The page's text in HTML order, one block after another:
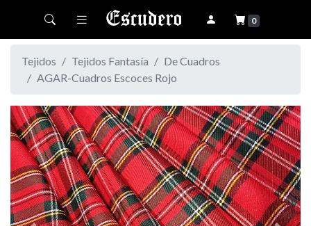
Toggle navigation 0
Tejidos Tejidos Fantasía
De Cuadros
AGAR-Cuadros Escoces Rojo